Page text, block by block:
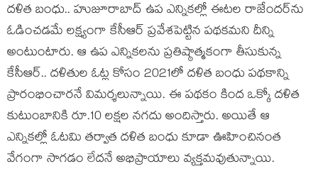
ద‌ళిత బంధు.. హుజూరాబాద్ ఉప ఎన్నిక‌ల్లో ఈట‌ల రాజేంద‌ర్‌ను
ఓడించ‌డ‌మే లక్ష్యంగా కేసీఆర్ ప్ర‌వేశ‌పెట్టిన ప‌థ‌క‌మ‌ని దీన్ని
అంటుంటారు. ఆ ఉప ఎన్నిక‌ల‌ను ప్ర‌తిష్ఠాత్మ‌కంగా తీసుకున్న
కేసీఆర్‌.. ద‌ళితుల ఓట్ల కోసం 2021లో ద‌ళిత బంధు ప‌థ‌కాన్ని
ప్రారంభించార‌నే విమ‌ర్శ‌లున్నాయి. ఈ ప‌థ‌కం కింద ఒక్కో ద‌ళిత
కుటుంబానికి రూ.10 ల‌క్ష‌ల న‌గ‌దు అందిస్తారు. అయితే ఆ
ఎన్నిక‌ల్లో ఓట‌మి త‌ర్వాత ద‌ళిత బంధు కూడా ఊహించినంత
వేగంగా సాగ‌డం లేద‌నే అభిప్రాయాలు వ్య‌క్త‌మ‌వుతున్నాయి.